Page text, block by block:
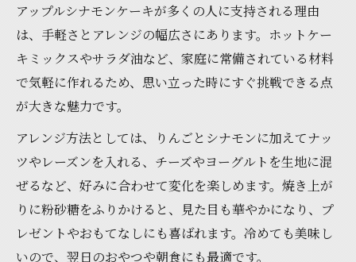
米粉ケーキのアレンジ例とおすすめレシピ
サラダ油で軽やかに楽しむケーキアレンジ集
サラダ油で作る軽やかアップルシナモンケ
ーキ
ケーキをしっとり仕上げるサラダ油の使い
方
アップルシナモンケーキのヘルシーアレンジ
術
サラダ油とりんごの相性を活かすケーキ作
り
アップルシナモンケーキが多くの人に支持される理由
は、手軽さとアレンジの幅広さにあります。ホットケー
キミックスやサラダ油など、家庭に常備されている材料
で気軽に作れるため、思い立った時にすぐ挑戦できる点
が大きな魅力です。
アレンジ方法としては、りんごとシナモンに加えてナッ
ツやレーズンを入れる、チーズやヨーグルトを生地に混
ぜるなど、好みに合わせて変化を楽しめます。焼き上が
りに粉砂糖をふりかけると、見た目も華やかになり、プ
レゼントやおもてなしにも喜ばれます。冷めても美味し
いので、翌日のおやつや朝食にも最適です。